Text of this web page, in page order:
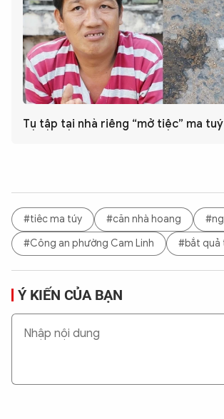
Tụ tập tại nhà riêng “mở tiệc” ma tuý
#tiêc ma túy #căn nhà hoang
#Công an phường Cam Linh
#bắt quả
Ý KIẾN CỦA BẠN